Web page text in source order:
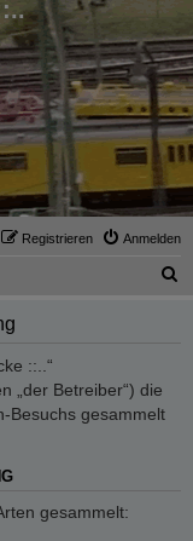
Anmelden
Registrieren
::..“
„der Betreiber“) die
Besuchs gesammelt
gesammelt: